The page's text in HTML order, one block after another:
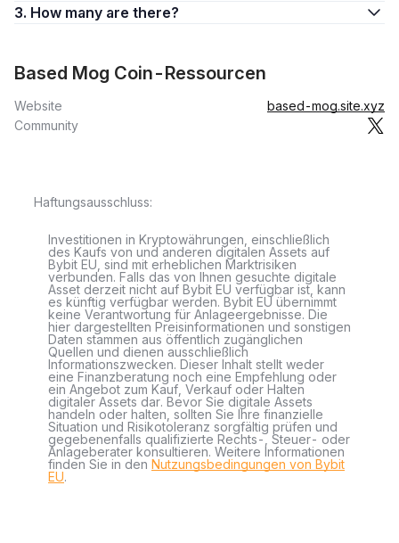
3. How many are there?
Based Mog Coin-Ressourcen
Website
based-mog.site.xyz
Community
Haftungsausschluss:
Investitionen in Kryptowährungen, einschließlich
des Kaufs von und anderen digitalen Assets auf
Bybit EU, sind mit erheblichen Marktrisiken
verbunden. Falls das von Ihnen gesuchte digitale
Asset derzeit nicht auf Bybit EU verfügbar ist, kann
es künftig verfügbar werden. Bybit EU übernimmt
keine Verantwortung für Anlageergebnisse. Die
hier dargestellten Preisinformationen und sonstigen
Daten stammen aus öffentlich zugänglichen
Quellen und dienen ausschließlich
Informationszwecken. Dieser Inhalt stellt weder
eine Finanzberatung noch eine Empfehlung oder
ein Angebot zum Kauf, Verkauf oder Halten
digitaler Assets dar. Bevor Sie digitale Assets
handeln oder halten, sollten Sie Ihre finanzielle
Situation und Risikotoleranz sorgfältig prüfen und
gegebenenfalls qualifizierte Rechts-, Steuer- oder
Anlageberater konsultieren. Weitere Informationen
finden Sie in den Nutzungsbedingungen von Bybit
EU.